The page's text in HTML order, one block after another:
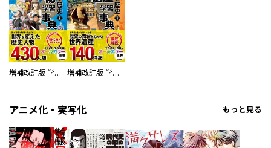
増補改訂版 学研まんが NEW世界の歴史 別巻 人物学習事典 増補改訂版 学研まんが NEW世界の歴史 別巻 世界遺産学習事典
アニメ化・実写化 もっと見る